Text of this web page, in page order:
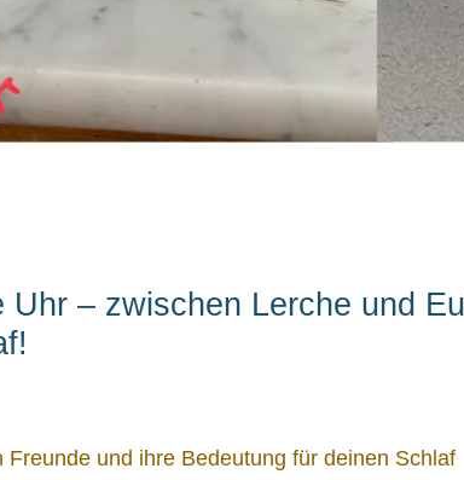
Uhr – zwischen Lerche und
Freunde und ihre Bedeutung für deinen